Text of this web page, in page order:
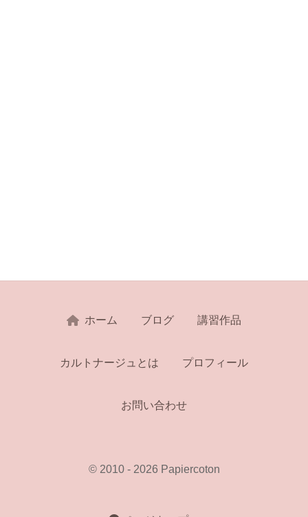
ホーム ブログ 講習作品
カルトナージュとは プロフィール
お問い合わせ
© 2010 - 2026 Papiercoton